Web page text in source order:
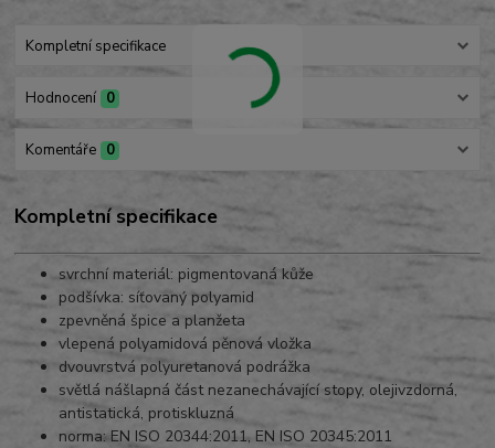
Kompletní specifikace
Hodnocení 0
Komentáře 0
Kompletní specifikace
svrchní materiál: pigmentovaná kůže
podšívka: síťovaný polyamid
zpevněná špice a planžeta
vlepená polyamidová pěnová vložka
dvouvrstvá polyuretanová podrážka
světlá nášlapná část nezanechávající stopy, olejivzdorná,
antistatická, protiskluzná
norma: EN ISO 20344:2011, EN ISO 20345:2011